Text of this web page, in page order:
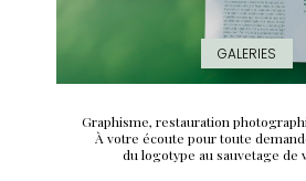
Graphisme, restauration
À votre écoute pour toute
du logotype au sauvetage de
GALERIES